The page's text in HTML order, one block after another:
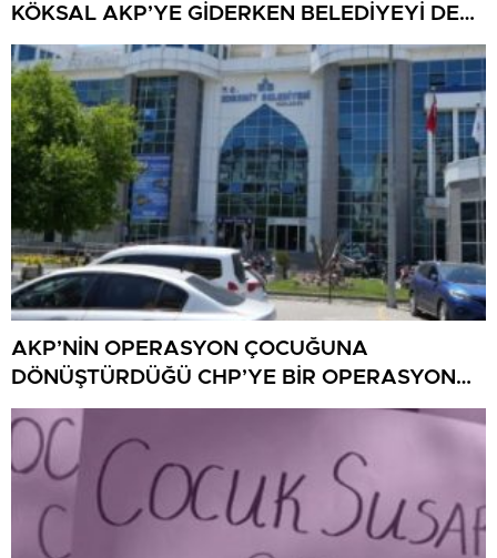
KÖKSAL AKP’YE GİDERKEN BELEDİYEYİ DE
GÖTÜRÜYOR!
AKP’NİN OPERASYON ÇOCUĞUNA
DÖNÜŞTÜRDÜĞÜ CHP’YE BİR OPERASYON
DAHA!